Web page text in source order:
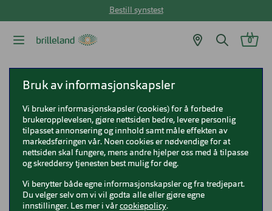
Bestill synstest
0
Peak Performance 1205 Sync
Peak Performance 1205 Sync
0PC000110
Bruk av informasjonskapsler
Vi bruker informasjonskapsler (cookies) for å forbedre
brukeropplevelsen, gjøre nettsiden bedre, levere personlig
tilpasset annonsering og innhold samt måle effekten av
markedsføringen vår. Noen cookies er nødvendige for at
nettsiden skal fungere, mens andre hjelper oss med å tilpasse
og skreddersy tjenesten best mulig for deg.
Vi benytter både egne informasjonskapsler og fra tredjepart.
Du velger selv om vi vil godta alle eller gjøre egne
innstillinger. Les mer i vår cookiepolicy.